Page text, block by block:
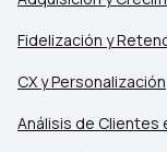
Fidelización y
CX y Personalización
Análisis de Clientes